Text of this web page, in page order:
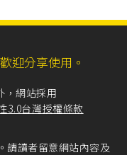
迎分享使用。
，網站採用
3.0台灣授權條款
請讀者留意網站內容及